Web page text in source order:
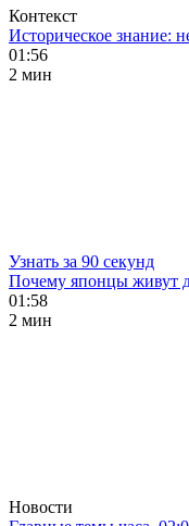
Контекст
Историческое знание:
01:56
2 мин
Узнать за 90 секунд
Почему японцы живут
01:58
2 мин
Новости